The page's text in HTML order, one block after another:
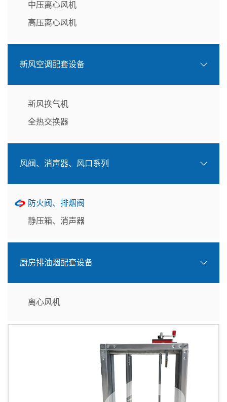
中压离心风机
高压离心风机
新风空调配套设备
新风换气机
全热交换器
风阀、消声器、风口系列
防火阀、排烟阀
静压箱、消声器
厨房排油烟配套设备
离心风机